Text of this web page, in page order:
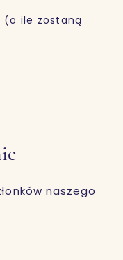
ile zostaną
naszego